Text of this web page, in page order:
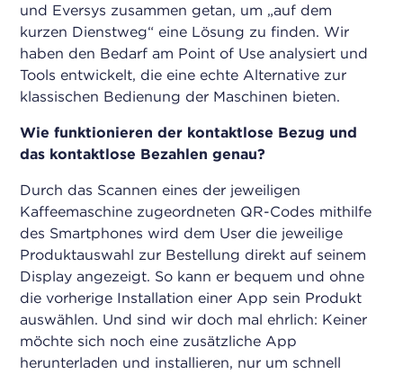
und Eversys zusammen getan, um „auf dem
kurzen Dienstweg“ eine Lösung zu finden. Wir
haben den Bedarf am Point of Use analysiert und
Tools entwickelt, die eine echte Alternative zur
klassischen Bedienung der Maschinen bieten.
Wie funktionieren der kontaktlose Bezug und
das kontaktlose Bezahlen genau?
Durch das Scannen eines der jeweiligen
Kaffeemaschine zugeordneten QR-Codes mithilfe
des Smartphones wird dem User die jeweilige
Produktauswahl zur Bestellung direkt auf seinem
Display angezeigt. So kann er bequem und ohne
die vorherige Installation einer App sein Produkt
auswählen. Und sind wir doch mal ehrlich: Keiner
möchte sich noch eine zusätzliche App
herunterladen und installieren, nur um schnell